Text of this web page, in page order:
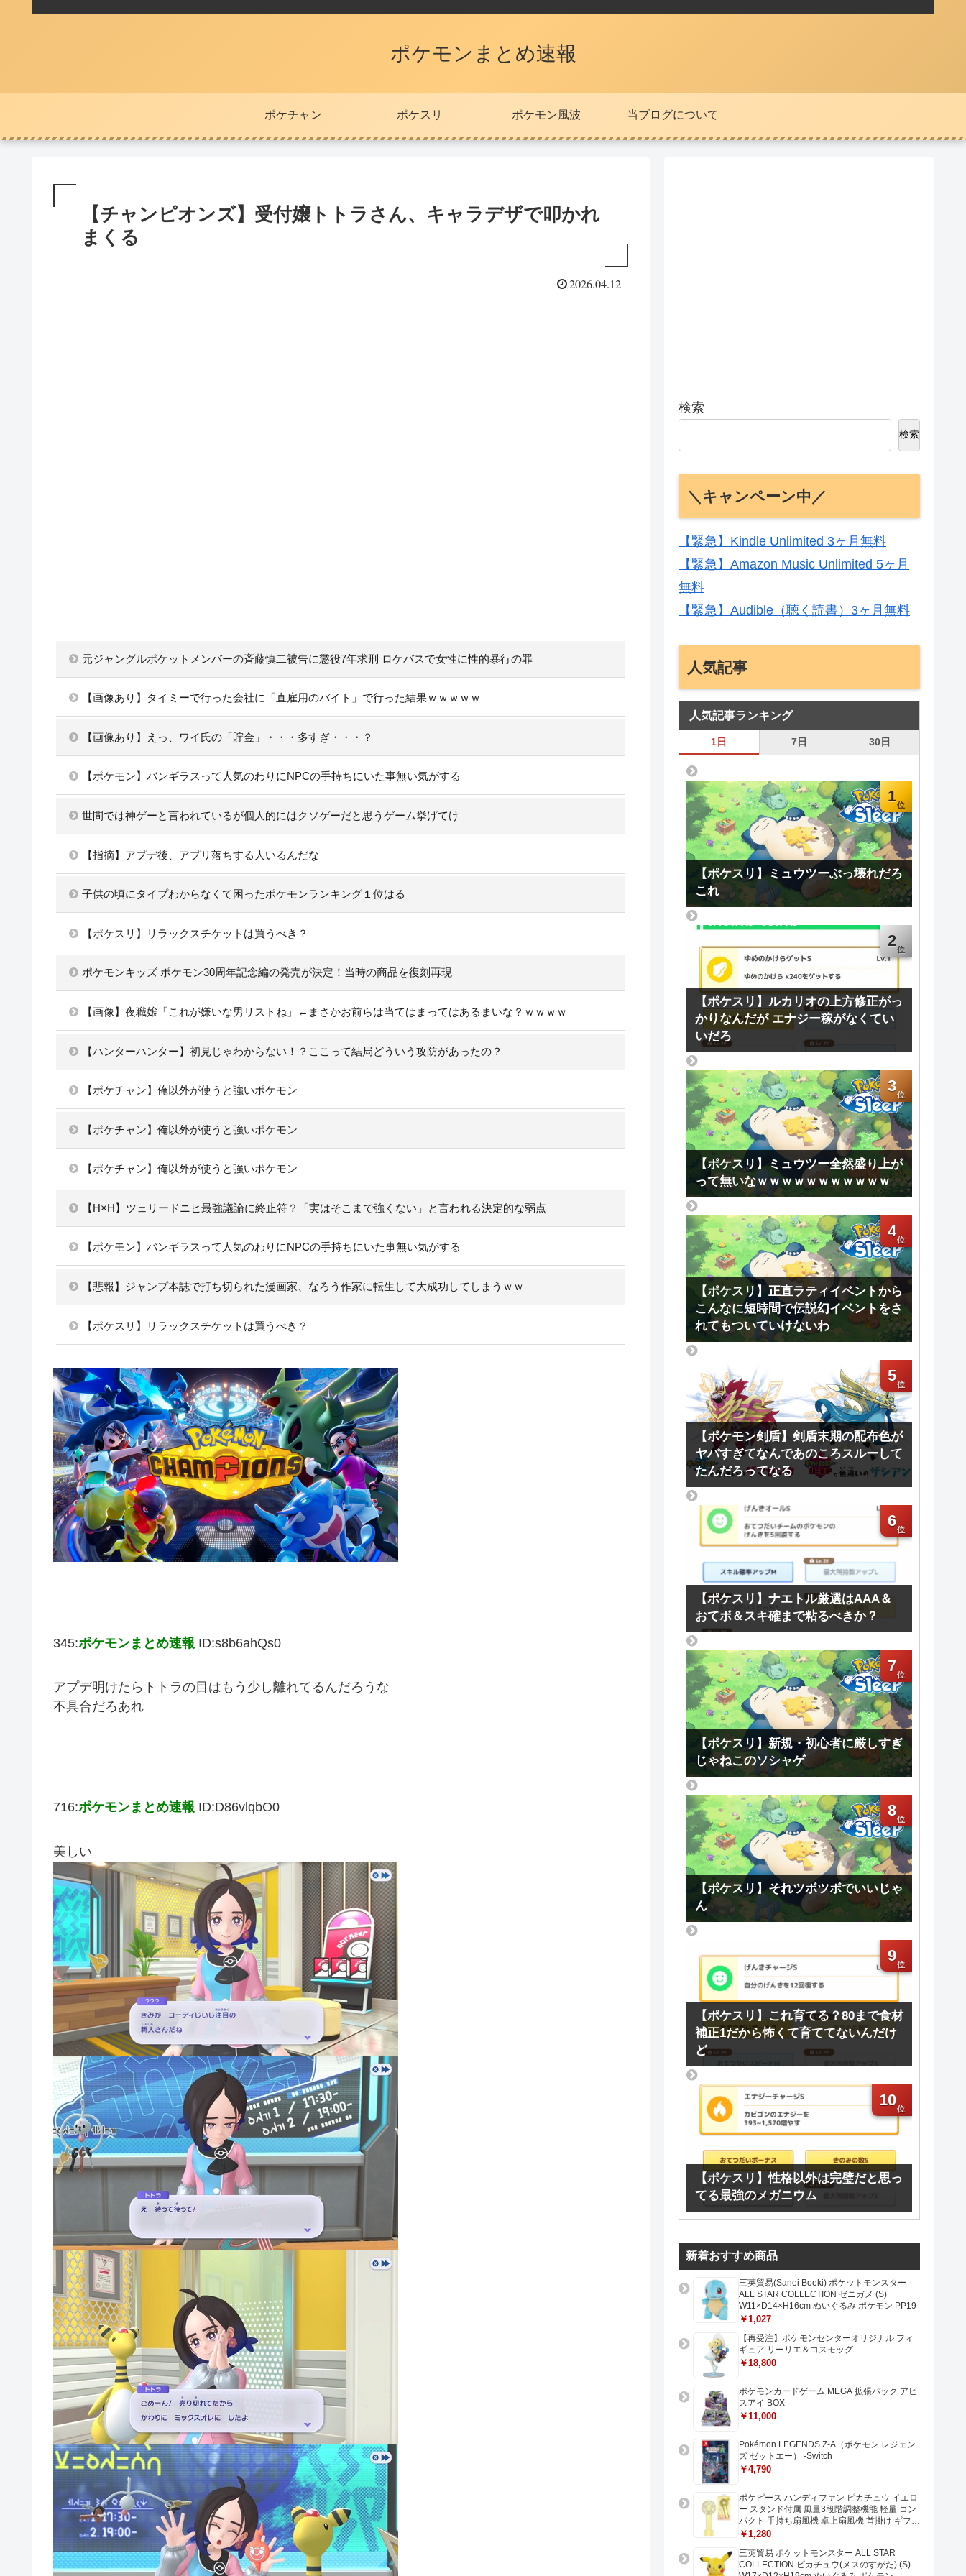
ポケモンまとめ速報
ポケチャン ポケスリ ポケモン風波 当ブログについて
【チャンピオンズ】受付嬢トトラさん、キャラデザで叩かれ
まくる
2026.04.12
元ジャングルポケットメンバーの斉藤慎二被告に懲役7年求刑 ロケバスで女性に性的暴行の罪
【画像あり】タイミーで行った会社に「直雇用のバイト」で行った結果ｗｗｗｗｗ
【画像あり】えっ、ワイ氏の「貯金」・・・多すぎ・・・？
【ポケモン】バンギラスって人気のわりにNPCの手持ちにいた事無い気がする
世間では神ゲーと言われているが個人的にはクソゲーだと思うゲーム挙げてけ
【指摘】アプデ後、アプリ落ちする人いるんだな
子供の頃にタイプわからなくて困ったポケモンランキング１位はる
【ポケスリ】リラックスチケットは買うべき？
ポケモンキッズ ポケモン30周年記念編の発売が決定！当時の商品を復刻再現
【画像】夜職嬢「これが嫌いな男リストね」←まさかお前らは当てはまってはあるまいな？ｗｗｗｗ
【ハンターハンター】初見じゃわからない！？ここって結局どういう攻防があったの？
【ポケチャン】俺以外が使うと強いポケモン
【ポケチャン】俺以外が使うと強いポケモン
【ポケチャン】俺以外が使うと強いポケモン
【H×H】ツェリードニヒ最強議論に終止符？「実はそこまで強くない」と言われる決定的な弱点
【ポケモン】バンギラスって人気のわりにNPCの手持ちにいた事無い気がする
【悲報】ジャンプ本誌で打ち切られた漫画家、なろう作家に転生して大成功してしまうｗｗ
【ポケスリ】リラックスチケットは買うべき？
345:ポケモンまとめ速報 ID:s8b6ahQs0
アプデ明けたらトトラの目はもう少し離れてるんだろうな
不具合だろあれ
716:ポケモンまとめ速報 ID:D86vlqbO0
美しい
検索
検索
＼キャンペーン中／
【緊急】Kindle Unlimited 3ヶ月無料
【緊急】Amazon Music Unlimited 5ヶ月
無料
【緊急】Audible（聴く読書）3ヶ月無料
人気記事
人気記事ランキング
1日 7日 30日
1
【ポケスリ】ミュウツーぶっ壊れだろ
これ
2
【ポケスリ】ルカリオの上方修正がっ
かりなんだが エナジー稼がなくてい
いだろ
3
【ポケスリ】ミュウツー全然盛り上が
って無いなｗｗｗｗｗｗｗｗｗｗｗ
4
【ポケスリ】正直ラティイベントから
こんなに短時間で伝説幻イベントをさ
れてもついていけないわ
5
【ポケモン剣盾】剣盾末期の配布色が
ヤバすぎてなんであのころスルーして
たんだろってなる
6
【ポケスリ】ナエトル厳選はAAA＆
おてボ＆スキ確まで粘るべきか？
7
【ポケスリ】新規・初心者に厳しすぎ
じゃねこのソシャゲ
8
【ポケスリ】それツボツボでいいじゃ
ん
9
【ポケスリ】これ育てる？80まで食材
補正1だから怖くて育ててないんだけ
ど
10
【ポケスリ】性格以外は完璧だと思っ
てる最強のメガニウム
新着おすすめ商品
三英貿易(Sanei Boeki) ポケットモンスター
ALL STAR COLLECTION ゼニガメ (S)
W11×D14×H16cm ぬいぐるみ ポケモン PP19
￥1,027
【再受注】ポケモンセンターオリジナル フィ
ギュア リーリエ＆コスモッグ
￥18,800
ポケモンカードゲーム MEGA 拡張パック アビ
スアイ BOX
￥11,000
Pokémon LEGENDS Z-A（ポケモン レジェン
ズ ゼットエー） -Switch
￥4,790
ポケピース ハンディファン ピカチュウ イエロ
ー スタンド付属 風量3段階調整機能 軽量 コン
パクト 手持ち扇風機 卓上扇風機 首掛け ギフト
プレゼントに最適 USB充電 Type-C対応
￥1,280
三英貿易 ポケットモンスター ALL STAR
COLLECTION ピカチュウ(メスのすがた) (S)